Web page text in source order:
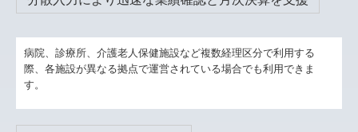
病院、診療所、介護老人保健施設など複数経理区分で利用する
際、各施設が異なる拠点で運営されている場合でも利用できま
す。